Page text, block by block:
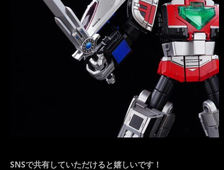
SNSで共有していただけると嬉しいです！